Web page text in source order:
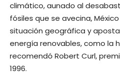
climático, aunado al
fósiles que se avecina,
situación geográfica y
energía renovables, como la
recomendó Robert Curl,
1996.